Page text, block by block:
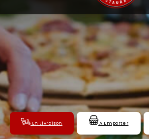
ACCUEIL
LA CARTE
NOTRE RESTAURANT
VOS AVISEn Livraison A Emporter